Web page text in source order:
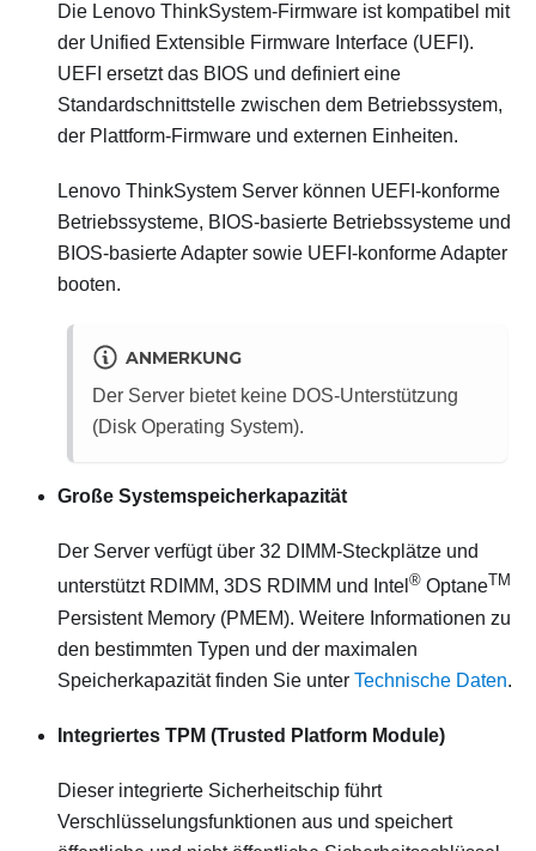
Die Lenovo ThinkSystem-Firmware ist kompatibel mit
der Unified Extensible Firmware Interface (UEFI).
UEFI ersetzt das BIOS und definiert eine
Standardschnittstelle zwischen dem Betriebssystem,
der Plattform-Firmware und externen Einheiten.
Lenovo ThinkSystem Server können UEFI-konforme
Betriebssysteme, BIOS-basierte Betriebssysteme und
BIOS-basierte Adapter sowie UEFI-konforme Adapter
booten.
ANMERKUNG
Der Server bietet keine DOS-Unterstützung
(Disk Operating System).
Große Systemspeicherkapazität
Der Server verfügt über 32 DIMM-Steckplätze und
unterstützt RDIMM, 3DS RDIMM und Intel ® OptaneTM
Persistent Memory (PMEM). Weitere Informationen zu
den bestimmten Typen und der maximalen
Speicherkapazität finden Sie unter Technische Daten.
Integriertes TPM (Trusted Platform Module)
Dieser integrierte Sicherheitschip führt
Verschlüsselungsfunktionen aus und speichert